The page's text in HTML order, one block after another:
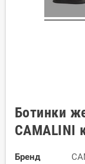
Ботинки
CAMALINI
Бренд